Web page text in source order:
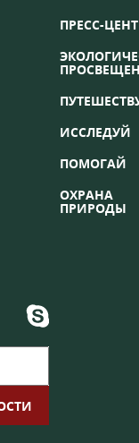
ПРЕСС-
ИССЛЕДУЙ
ПОМОГАЙ
ОХРАНА
ПРИРОДЫ